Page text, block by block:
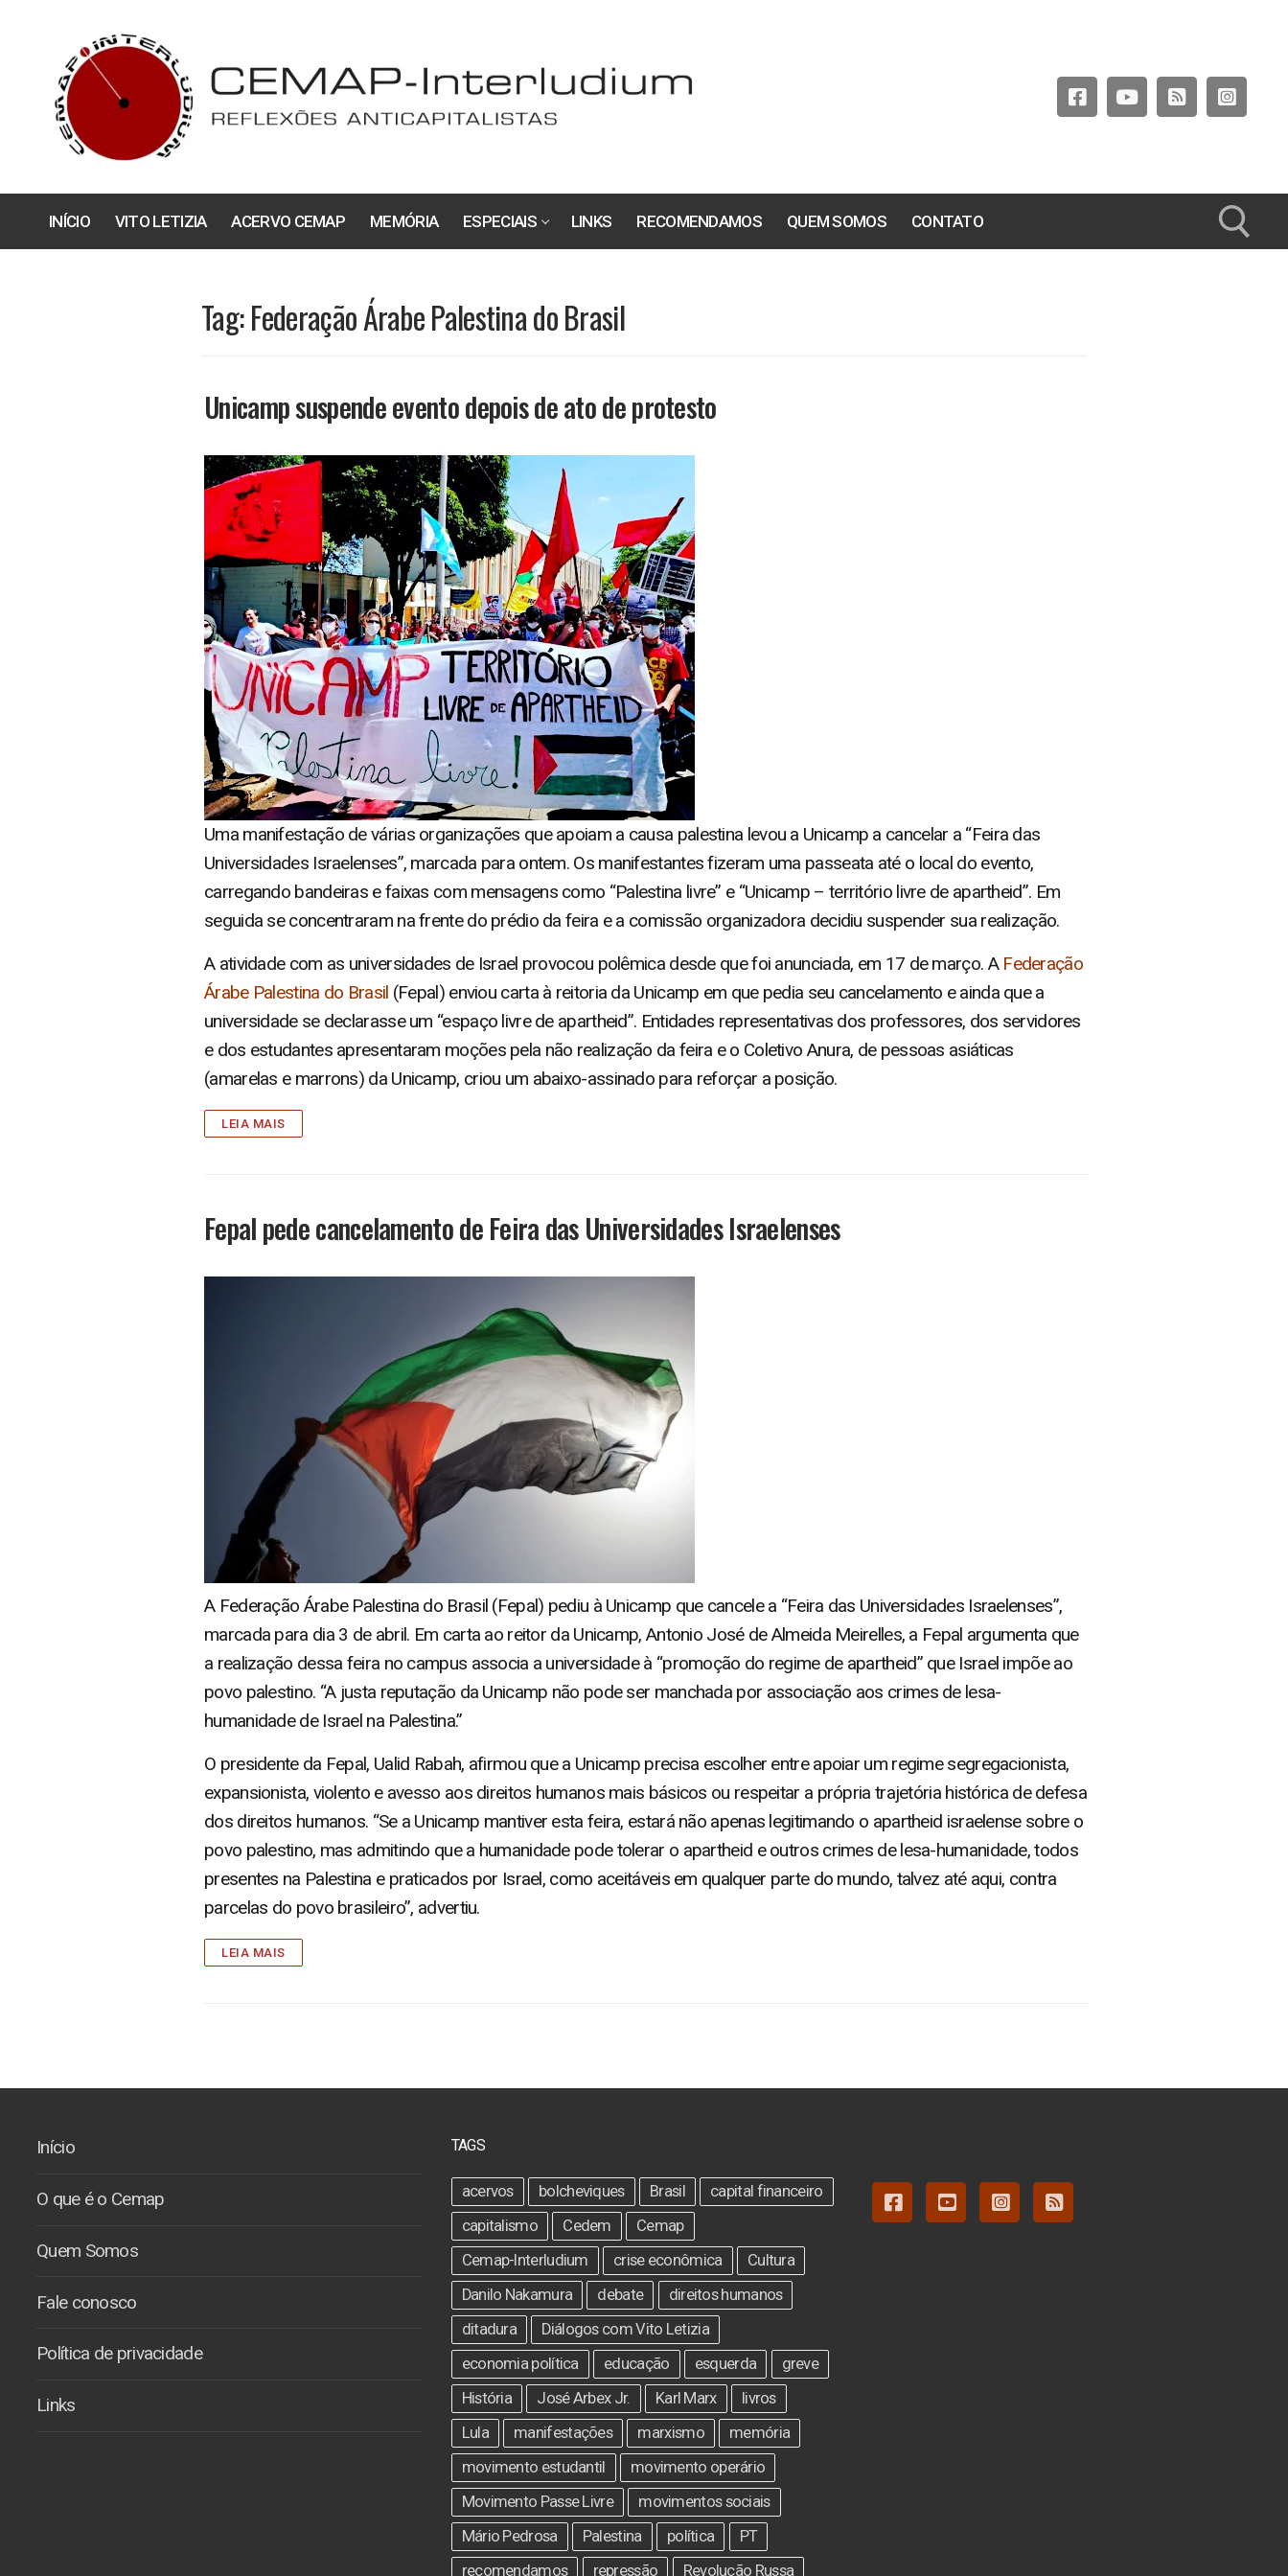
conteúdo
INÍCIO VITO LETIZIA ACERVO CEMAP MEMÓRIA ESPECIAIS LINKS RECOMENDAMOS QUEM SOMOS CONTATO
Tag:Federação Árabe Palestina do Brasil
Unicamp suspende evento depois de ato de protesto
Uma manifestação de várias organizações que apoiam a causa palestina levou a Unicamp a cancelar a “Feira das
Universidades Israelenses”, marcada para ontem. Os manifestantes fizeram uma passeata até o local do evento,
carregando bandeiras e faixas com mensagens como “Palestina livre” e “Unicamp – território livre de apartheid”. Em
seguida se concentraram na frente do prédio da feira e a comissão organizadora decidiu suspender sua realização.
A atividade com as universidades de Israel provocou polêmica desde que foi anunciada, em 17 de março. A Federação
Árabe Palestina do Brasil (Fepal) enviou carta à reitoria da Unicamp em que pedia seu cancelamento e ainda que a
universidade se declarasse um “espaço livre de apartheid”. Entidades representativas dos professores, dos servidores
e dos estudantes apresentaram moções pela não realização da feira e o Coletivo Anura, de pessoas asiáticas
(amarelas e marrons) da Unicamp, criou um abaixo-assinado para reforçar a posição.
LEIA MAIS
Fepal pede cancelamento de Feira das Universidades Israelenses
A Federação Árabe Palestina do Brasil (Fepal) pediu à Unicamp que cancele a “Feira das Universidades Israelenses”,
marcada para dia 3 de abril. Em carta ao reitor da Unicamp, Antonio José de Almeida Meirelles, a Fepal argumenta que
a realização dessa feira no campus associa a universidade à “promoção do regime de apartheid” que Israel impõe ao
povo palestino. “A justa reputação da Unicamp não pode ser manchada por associação aos crimes de lesa-
humanidade de Israel na Palestina.”
O presidente da Fepal, Ualid Rabah, afirmou que a Unicamp precisa escolher entre apoiar um regime segregacionista,
expansionista, violento e avesso aos direitos humanos mais básicos ou respeitar a própria trajetória histórica de defesa
dos direitos humanos. “Se a Unicamp mantiver esta feira, estará não apenas legitimando o apartheid israelense sobre o
povo palestino, mas admitindo que a humanidade pode tolerar o apartheid e outros crimes de lesa-humanidade, todos
presentes na Palestina e praticados por Israel, como aceitáveis em qualquer parte do mundo, talvez até aqui, contra
parcelas do povo brasileiro”, advertiu.
LEIA MAIS
Início
O que é o Cemap
Quem Somos
Fale conosco
Política de privacidade
Links
TAGS
acervos bolcheviques Brasil
capital financeiro
capitalismo
Cedem
Cemap
Cemap-Interludium
crise econômica
Cultura
Danilo Nakamura
debate
direitos humanos
ditadura
Diálogos com Vito Letizia
economia política
educação esquerda
greve
História
José Arbex Jr. Karl Marx
livros
Lula
manifestações marxismo
memória
movimento estudantil
movimento operário
Movimento Passe Livre
movimentos sociais
Mário Pedrosa
Palestina política
PT
recomendamos
repressão Revolução Russa